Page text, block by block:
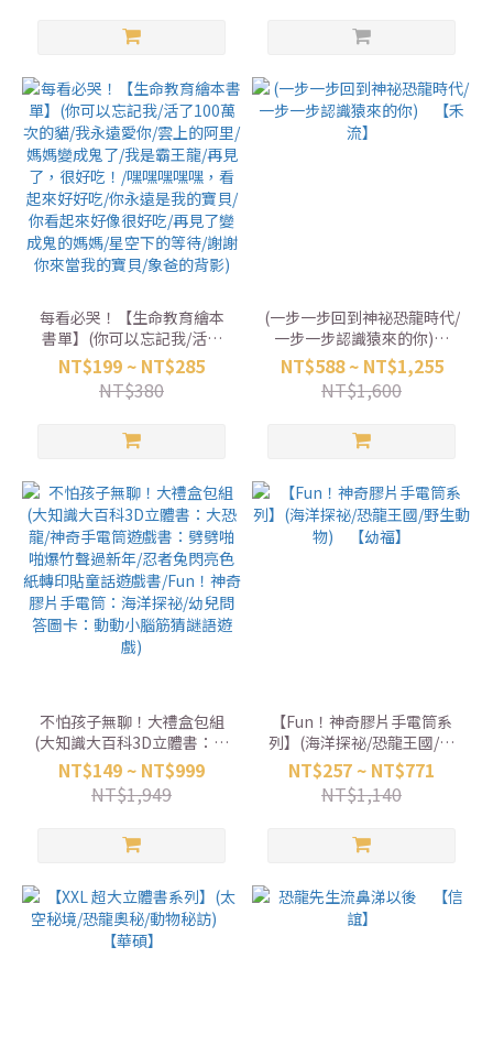
每看必哭！【生命教育繪本
書單】(你可以忘記我/活了
100萬次的貓/我永遠愛你/雲
上的阿里/媽媽變成鬼了/我是
霸王龍/再見了，很好吃！/嘿
永遠是我的寶貝/你看起來好
媽/星空下的等待/謝謝你來當
我的寶貝/象爸的背影)
NT$199 ~ NT$285
NT$380
(一步一步回到神祕恐龍時代/
一步一步認識猿來的你)
【禾流】
NT$588 ~ NT$1,255
NT$1,600
不怕孩子無聊！大禮盒包組
(大知識大百科3D立體書：大
恐龍/神奇手電筒遊戲書：劈
劈啪啪爆竹聲過新年/忍者兔
閃亮色紙轉印貼童話遊戲
海洋探祕/幼兒問答圖卡：動
NT$149 ~ NT$999
NT$1,949
【Fun！神奇膠片手電筒系
列】(海洋探祕/恐龍王國/野
生動物) 【幼福】
NT$257 ~ NT$771
NT$1,140